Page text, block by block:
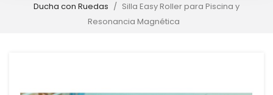
Ducha con Ruedas
Silla Easy Roller para Piscina y
Resonancia Magnética